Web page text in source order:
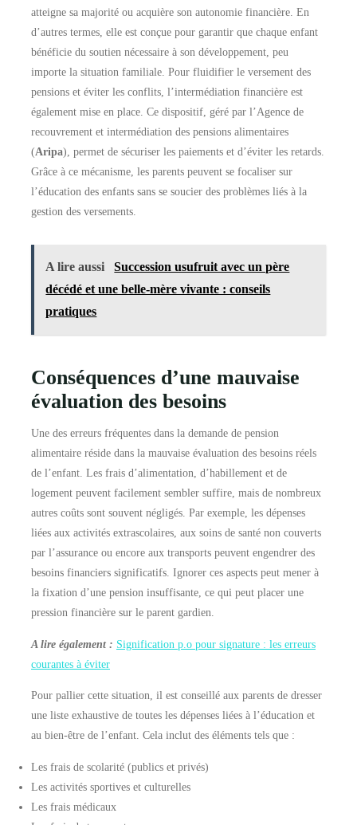
atteigne sa majorité ou acquière son autonomie financière. En
d’autres termes, elle est conçue pour garantir que chaque enfant
bénéficie du soutien nécessaire à son développement, peu
importe la situation familiale. Pour fluidifier le versement des
pensions et éviter les conflits, l’intermédiation financière est
également mise en place. Ce dispositif, géré par l’Agence de
recouvrement et intermédiation des pensions alimentaires
(Aripa), permet de sécuriser les paiements et d’éviter les retards.
Grâce à ce mécanisme, les parents peuvent se focaliser sur
l’éducation des enfants sans se soucier des problèmes liés à la
gestion des versements.
A lire aussi
Succession usufruit avec un père
décédé et une belle-mère vivante : conseils
pratiques
Conséquences d’une mauvaise
évaluation des besoins
Une des erreurs fréquentes dans la demande de pension
alimentaire réside dans la mauvaise évaluation des besoins réels
de l’enfant. Les frais d’alimentation, d’habillement et de
logement peuvent facilement sembler suffire, mais de nombreux
autres coûts sont souvent négligés. Par exemple, les dépenses
liées aux activités extrascolaires, aux soins de santé non couverts
par l’assurance ou encore aux transports peuvent engendrer des
besoins financiers significatifs. Ignorer ces aspects peut mener à
la fixation d’une pension insuffisante, ce qui peut placer une
pression financière sur le parent gardien.
A lire également : Signification p.o pour signature : les erreurs
courantes à éviter
Pour pallier cette situation, il est conseillé aux parents de dresser
une liste exhaustive de toutes les dépenses liées à l’éducation et
au bien-être de l’enfant. Cela inclut des éléments tels que :
Les frais de scolarité (publics et privés)
Les activités sportives et culturelles
Les frais médicaux